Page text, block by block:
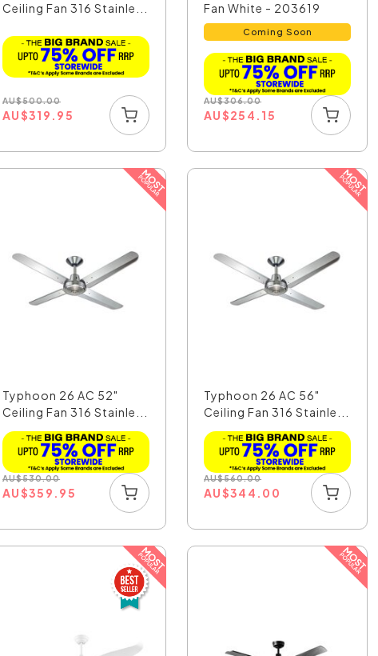
Ceiling Fan 316 Stainle...
AU$500.00
AU$319.95
Fan White - 203619
Coming Soon
AU$306.00
AU$254.15
Typhoon 26 AC 52"
Ceiling Fan 316 Stainle...
AU$530.00
AU$359.95
Typhoon 26 AC 56"
Ceiling Fan 316 Stainle...
AU$560.00
AU$344.00